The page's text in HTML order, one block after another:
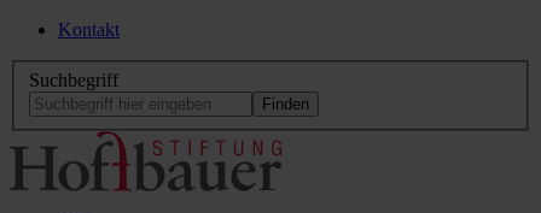
Kontakt
Suchbegriff